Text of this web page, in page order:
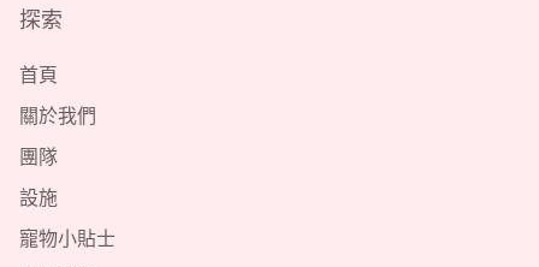
探索
首頁
關於我們
團隊
設施
寵物小貼士